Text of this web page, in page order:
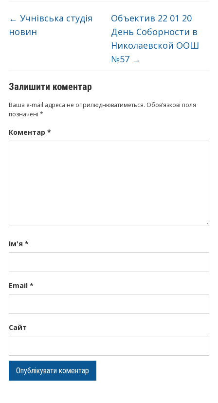
← Учнівська студія
новин
Объектив 22 01 20
День Соборности в
Николаевской ООШ
№57 →
Залишити коментар
Ваша e-mail адреса не оприлюднюватиметься. Обов’язкові поля
позначені *
Коментар *
Ім'я *
Email *
Сайт